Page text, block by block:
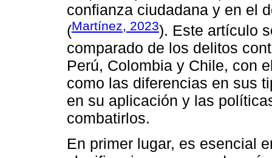
confianza ciudadana y en el
(Martínez, 2023). Este artículo
comparado de los delitos
Perú, Colombia y Chile, con
como las diferencias en sus
en su aplicación y las
combatirlos.
En primer lugar, es esencial